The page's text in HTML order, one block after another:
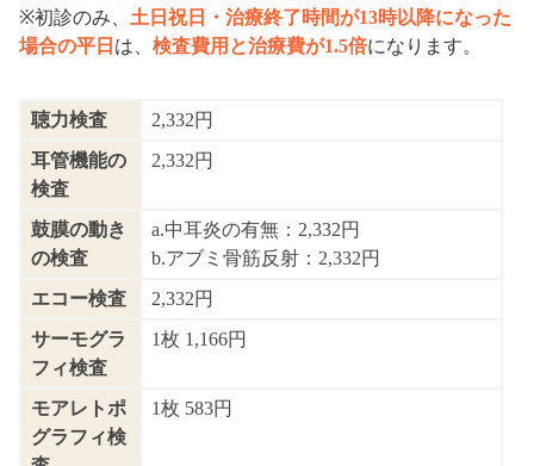
※初診のみ、 土日祝日・治療終了時間が13時以降になった
場合の平日 は、 検査費用と治療費が1.5倍になります。
聴力検査
2,332円
耳管機能の
検査
2,332円
鼓膜の動き
の検査
a.中耳炎の有無：2,332円
b.アブミ骨筋反射：2,332円
エコー検査
2,332円
サーモグラ
フィ検査
1枚 1,166円
モアレトポ
グラフィ検
1枚 583円